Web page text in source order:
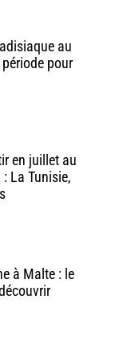
au
pour
en juillet au
La Tunisie,
à Malte : le